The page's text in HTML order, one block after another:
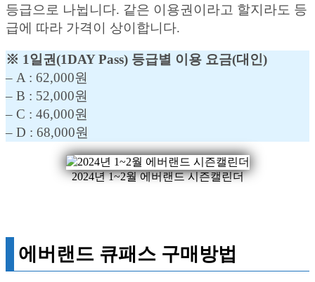
등급으로 나뉩니다. 같은 이용권이라고 할지라도 등
급에 따라 가격이 상이합니다.
※ 1일권(1DAY Pass) 등급별 이용 요금(대인)
– A : 62,000원
– B : 52,000원
– C : 46,000원
– D : 68,000원
2024년 1~2월 에버랜드 시즌캘린더
에버랜드 큐패스 구매방법